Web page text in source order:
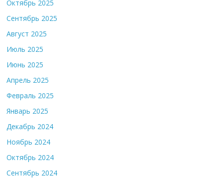
Октябрь 2025
Сентябрь 2025
Август 2025
Июль 2025
Июнь 2025
Апрель 2025
Февраль 2025
Январь 2025
Декабрь 2024
Ноябрь 2024
Октябрь 2024
Сентябрь 2024